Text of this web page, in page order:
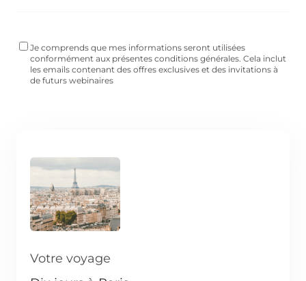
Je comprends que mes informations seront utilisées
conformément aux présentes conditions générales. Cela inclut
les emails contenant des offres exclusives et des invitations à
de futurs webinaires
Votre voyage